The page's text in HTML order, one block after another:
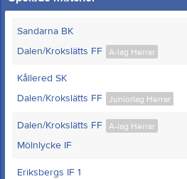
Sandarna BK
A-lag Herrar
Dalen/Krokslätts FF
Kållered SK
Juniorlag Herrar
Dalen/Krokslätts FF
A-lag Herrar
Dalen/Krokslätts FF
Mölnlycke IF
Eriksbergs IF 1